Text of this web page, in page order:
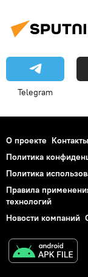
Telegram
О проекте Контакты
Политика
Политика
Правила
технологий
Новости компаний